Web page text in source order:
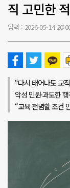
직 고민한
입력 : 2026-05-14
“다시 태어나도 교
악성 민원·과도한
“교육 전념할 조건